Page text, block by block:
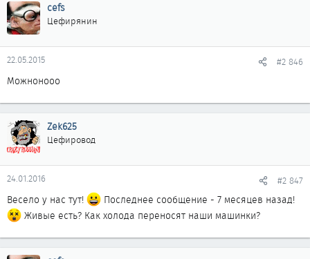
cefs
Цефирянин
22.05.2015 #2 846
Можнонооо
Zek625
Цефировод
24.01.2016 #2 847
Весело у нас тут!
Последнее сообщение - 7 месяцев назад!
Живые есть? Как холода переносят наши машинки?